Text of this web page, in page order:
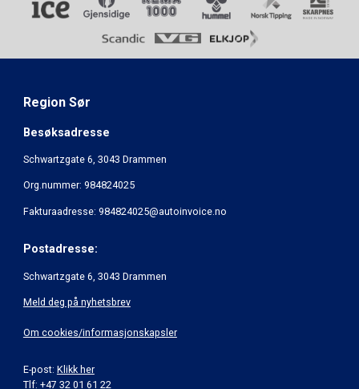
Region Sør
Besøksadresse
Schwartzgate 6, 3043 Drammen
Org.nummer: 984824025
Fakturaadresse: 984824025@autoinvoice.no
Postadresse:
Schwartzgate 6, 3043 Drammen
Meld deg på nyhetsbrev
Om cookies/informasjonskapsler
E-post: Klikk her
Tlf: +47 32 01 61 22